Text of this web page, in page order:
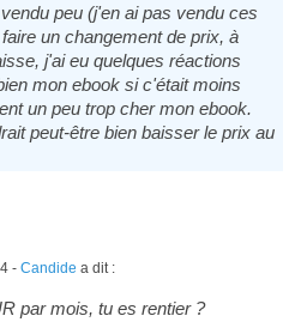
peu (j'en ai pas vendu ces
un changement de prix, à
j'ai eu quelques réactions
mon ebook si c'était moins
un peu trop cher mon ebook.
peut-être bien baisser le prix au
- Candide a dit :
par mois, tu es rentier ?